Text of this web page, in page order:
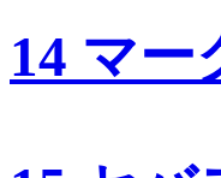
14 マー